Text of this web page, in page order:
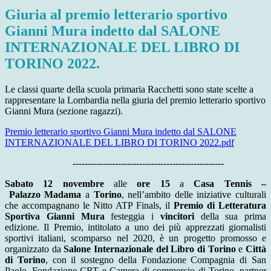
Giuria al premio letterario sportivo
Gianni Mura indetto dal SALONE
INTERNAZIONALE DEL LIBRO DI
TORINO 2022.
Le classi quarte della scuola primaria Racchetti sono state scelte a
rappresentare la Lombardia nella giuria del premio letterario sportivo
Gianni Mura (sezione ragazzi).
Premio letterario sportivo Gianni Mura indetto dal SALONE
INTERNAZIONALE DEL LIBRO DI TORINO 2022.pdf
--------------------------------------------------
Sabato 12 novembre
alle ore 15 a Casa Tennis
–
Palazzo Madama a Torino, nell’ambito delle iniziative culturali
che accompagnano le Nitto ATP Finals, il Premio di Letteratura
Sportiva Gianni Mura
festeggia i vincitori
della sua prima
edizione. Il Premio, intitolato a uno dei più apprezzati giornalisti
sportivi italiani, scomparso nel 2020, è un progetto promosso e
organizzato da Salone Internazionale del Libro di Torino e Città
di Torino, con il sostegno della Fondazione Compagnia di San